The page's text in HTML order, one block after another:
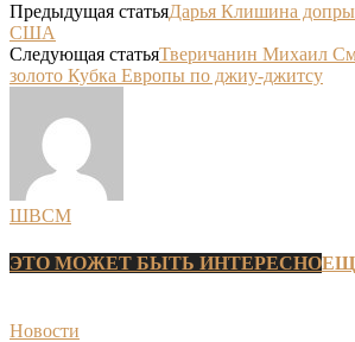
Предыдущая статьяДарья Клишина
США
Следующая статьяТверичанин Михаил
золото Кубка Европы по джиу-джитсу
ШВСМ
ЭТО МОЖЕТ БЫТЬ ИНТЕРЕСНО
Новости